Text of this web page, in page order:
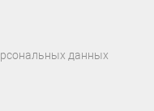
данных